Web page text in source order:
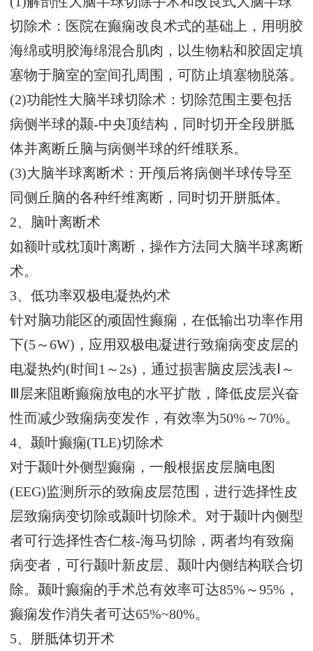
切除术：医院在癫痫改良术式的基础上，用明胶
海绵或明胶海绵混合肌肉，以生物粘和胶固定填
塞物于脑室的室间孔周围，可防止填塞物脱落。
(2)功能性大脑半球切除术：切除范围主要包括
病侧半球的颞-中央顶结构，同时切开全段胼胝
体并离断丘脑与病侧半球的纤维联系。
(3)大脑半球离断术：开颅后将病侧半球传导至
同侧丘脑的各种纤维离断，同时切开胼胝体。
2、脑叶离断术
如额叶或枕顶叶离断，操作方法同大脑半球离断
术。
3、低功率双极电凝热灼术
针对脑功能区的顽固性癫痫，在低输出功率作用
下(5～6W)，应用双极电凝进行致痫病变皮层的
电凝热灼(时间1～2s)，通过损害脑皮层浅表Ⅰ～
Ⅲ层来阻断癫痫放电的水平扩散，降低皮层兴奋
性而减少致痫病变发作，有效率为50%～70%。
4、颞叶癫痫(TLE)切除术
对于颞叶外侧型癫痫，一般根据皮层脑电图
(EEG)监测所示的致痫皮层范围，进行选择性皮
层致痫病变切除或颞叶切除术。对于颞叶内侧型
者可行选择性杏仁核-海马切除，两者均有致痫
病变者，可行颞叶新皮层、颞叶内侧结构联合切
除。颞叶癫痫的手术总有效率可达85%～95%，
癫痫发作消失者可达65%~80%。
5、胼胝体切开术